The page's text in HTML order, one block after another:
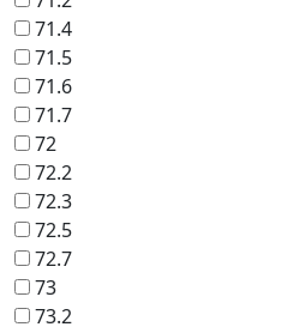
71.4
71.5
71.6
71.7
72
72.2
72.3
72.5
72.7
73
73.2